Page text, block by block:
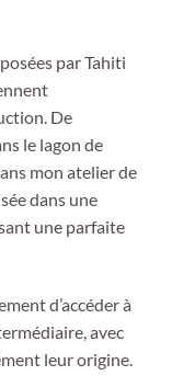
par Tahiti
De
le lagon de
mon atelier de
dans une
une parfaite
d’accéder à
avec
leur origine.